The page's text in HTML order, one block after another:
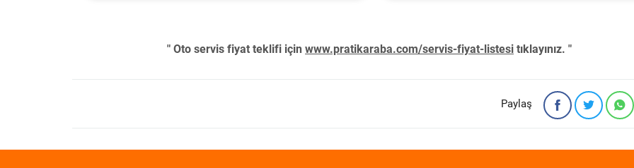
" Oto servis fiyat teklifi için www.pratikaraba.com/servis-fiyat-listesi tıklayınız. "
Paylaş